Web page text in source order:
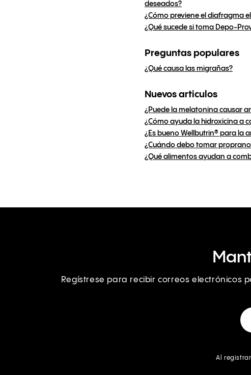
deseados?
¿Cómo previene el diafragma
¿Qué sucede si toma Depo-
Preguntas populares
¿Qué causa las migrañas?
Nuevos articulos
¿Puede la melatonina causar
¿Cómo ayuda la hidroxicina a
¿Es bueno Wellbutrin® para la
¿Cuándo debo tomar
¿Qué alimentos ayudan a
Regístrese para recibir correos electrónicos
Al